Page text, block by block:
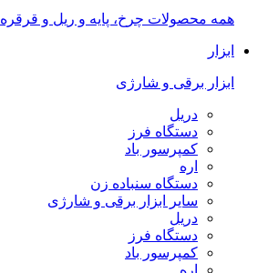
همه محصولات چرخ، پایه و ریل و قرقره
ابزار
ابزار برقی و شارژی
دریل
دستگاه فرز
کمپرسور باد
اره
دستگاه سنباده زن
سایر ابزار برقی و شارژی
دریل
دستگاه فرز
کمپرسور باد
اره